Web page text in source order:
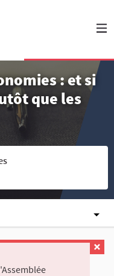
: et si
que les